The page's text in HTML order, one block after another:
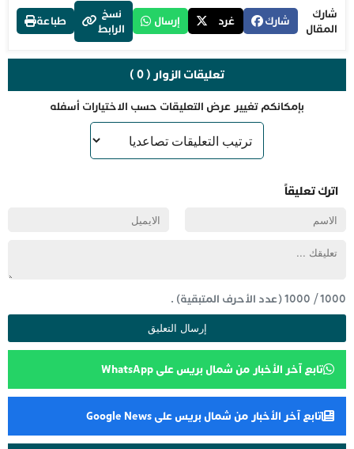
شارك
المقال
شارك غرد إرسال
نسخ
الرابط
طباعة
تعليقات الزوار ( 0 )
بإمكانكم تغيير عرض التعليقات حسب الاختيارات أسفله
اترك تعليقاً
1000
/
1000(عدد الأحرف المتبقية) .
تابع آخر الأخبار من شمال بريس على WhatsApp
تابع آخر الأخبار من شمال بريس على Google News